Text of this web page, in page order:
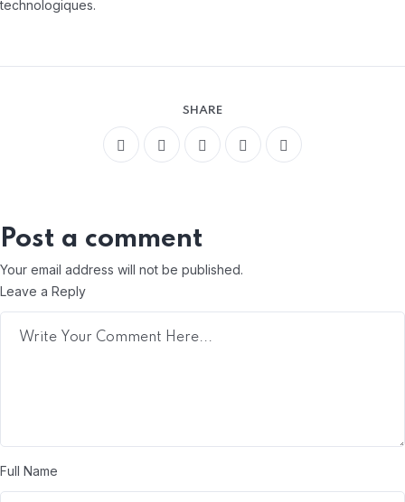
technologiques.​
SHARE
Post a comment
Your email address will not be published.
Leave a Reply
Full Name